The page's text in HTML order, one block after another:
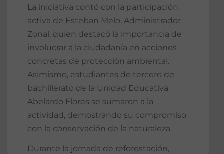
La iniciativa contó con la participación
activa de Esteban Melo, Administrador
Zonal, quien destacó la importancia de
involucrar a la ciudadanía en acciones
concretas de protección ambiental.
Asimismo, estudiantes de tercero de
bachillerato de la Unidad Educativa
Abelardo Flores se sumaron a la
actividad, demostrando su compromiso
con la conservación de la naturaleza.
Durante la jornada de reforestación,